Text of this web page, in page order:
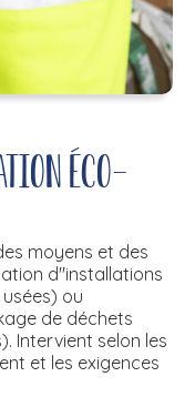
éco-
moyens et des
d''installations
ou
de déchets
Intervient selon les
et les exigences